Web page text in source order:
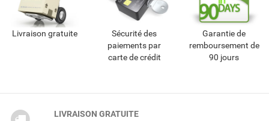
Livraison gratuite
Sécurité des
paiements par
carte de crédit
Garantie de
remboursement de
90 jours
LIVRAISON GRATUITE